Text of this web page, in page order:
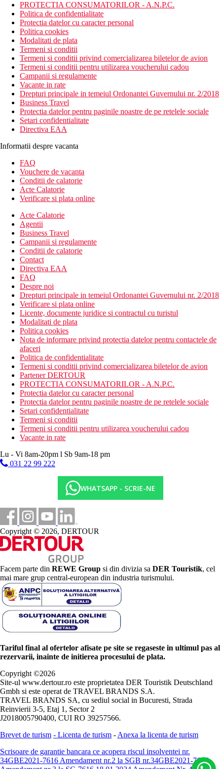
PROTECTIA CONSUMATORILOR - A.N.P.C.
Politica de confidentialitate
Protectia datelor cu caracter personal
Politica cookies
Modalitati de plata
Termeni si conditii
Termeni si conditii privind comercializarea biletelor de avion
Termeni si conditii pentru utilizarea voucherului cadou
Campanii si regulamente
Vacante in rate
Drepturi principale in temeiul Ordonantei Guvernului nr. 2/2018
Business Travel
Protectia datelor pentru paginile noastre de pe retelele sociale
Setari confidentialitate
Directiva EAA
Informatii despre vacanta
FAQ
Vouchere de vacanta
Conditii de calatorie
Acte Calatorie
Verificare si plata online
Acte Calatorie
Agentii
Business Travel
Campanii si regulamente
Conditii de calatorie
Contact
Directiva EAA
FAQ
Despre noi
Drepturi principale in temeiul Ordonantei Guvernului nr. 2/2018
Verificare si plata online
Licente, documente juridice si contractul cu turistul
Modalitati de plata
Politica cookies
Nota de informare privind protectia datelor pentru contactele de
afaceri
Politica de confidentialitate
Termeni si conditii privind comercializarea biletelor de avion
Partener DERTOUR
PROTECTIA CONSUMATORILOR - A.N.P.C.
Protectia datelor cu caracter personal
Protectia datelor pentru paginile noastre de pe retelele sociale
Setari confidentialitate
Termeni si conditii
Termeni si conditii pentru utilizarea voucherului cadou
Vacante in rate
Lu - Vi 8am-20pm l Sb 9am-18 pm
031 22 99 222
WHATSAPP - SCRIE-NE
Copyright © 2026, DERTOUR
Facem parte din REWE Group si din divizia sa DER Touristik, cel
mai mare grup central-european din industria turismului.
Tariful final al ofertelor afisate pe site se regaseste in ultimul pas al
rezervarii, inainte de initierea procesului de plata.
Copyright ©2026
Site-ul www.dertour.ro este proprietatea DER Touristik Deutschland
Gmbh si este operat de TRAVEL BRANDS S.A.
TRAVEL BRANDS SA, cu sediul social in Bucuresti, Strada
Reinvierii 3-5, Etaj 1, Sector 2
J2018005790400, CUI RO 39257566.
Brevet de turism - Licenta de turism - Anexa la licenta de turism
Scrisoare de garantie bancara ce acopera riscul insolventei nr.
34GBE2021-7616 Amendament nr.2 la SGB nr.34GBE2021-7616